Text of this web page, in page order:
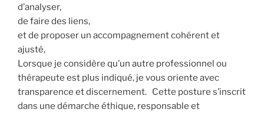
d’analyser,
de faire des liens,
et de proposer un accompagnement cohérent et
ajusté,
Lorsque je considère qu’un autre professionnel ou
thérapeute est plus indiqué, je vous oriente avec
transparence et discernement. Cette posture s’inscrit
dans une démarche éthique, responsable et